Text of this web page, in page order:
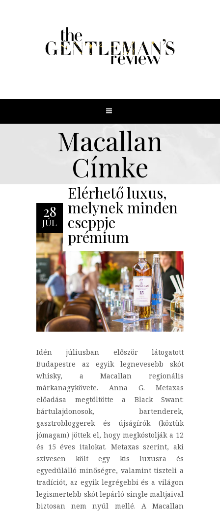
Macallan
Címke
28
JÚL
Elérhető luxus,
melynek minden
cseppje
prémium
Idén júliusban először látogatott
Budapestre az egyik legnevesebb skót
whisky, a Macallan regionális
márkanagykövete. Anna G. Metaxas
előadása megtöltötte a Black Swant:
bártulajdonosok, bartenderek,
gasztrobloggerek és újságírók (köztük
jómagam) jöttek el, hogy megkóstolják a 12
és 15 éves italokat. Metaxas szerint, aki
szívesen költ egy kis luxusra és
egyedülálló minőségre, valamint tiszteli a
tradíciót, az egyik legrégebbi és a világon
legismertebb skót lepárló single maltjaival
biztosan nem nyúl mellé. A Macallan